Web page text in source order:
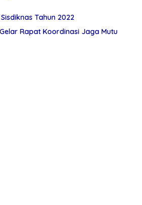
Sisdiknas Tahun 2022
Rapat Koordinasi Jaga Mutu